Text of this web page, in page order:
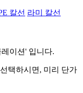
칼선 라미 칼선
이션' 입니다.
택하시면, 미리 단가